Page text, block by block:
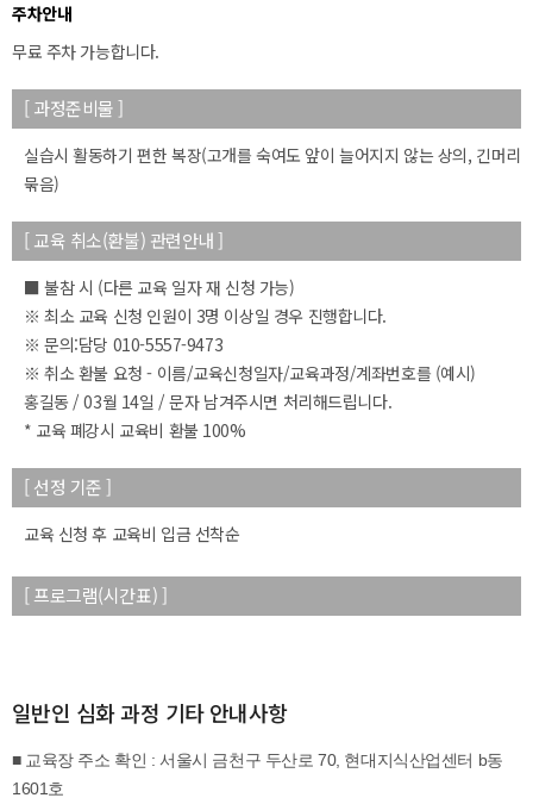
주차안내
무료 주차 가능합니다.
[ 과정준비물 ]
실습시 활동하기 편한 복장(고개를 숙여도 앞이 늘어지지 않는 상의, 긴머리
묶음)
[ 교육 취소(환불) 관련안내 ]
■ 불참 시 (다른 교육 일자 재 신청 가능)
※ 최소 교육 신청 인원이 3명 이상일 경우 진행합니다.
※ 문의:담당 010-5557-9473
※ 취소 환불 요청 - 이름/교육신청일자/교육과정/계좌번호를 (예시)
홍길동 / 03월 14일 / 문자 남겨주시면 처리해드립니다.
* 교육 폐강시 교육비 환불 100%
[ 선정 기준 ]
교육 신청 후 교육비 입금 선착순
[ 프로그램(시간표) ]
일반인 심화 과정 기타 안내사항